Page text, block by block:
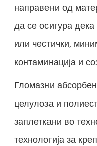
направени од
да се осигура
или честички,
контаминација и
Гломазни
целулоза и
заплеткани во
технологија за